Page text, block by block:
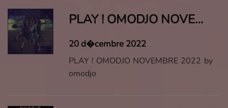
PLAY ! OMODJO NOVEMBRE 2022
20 d�cembre 2022
PLAY ! OMODJO NOVEMBRE 2022 by
omodjo